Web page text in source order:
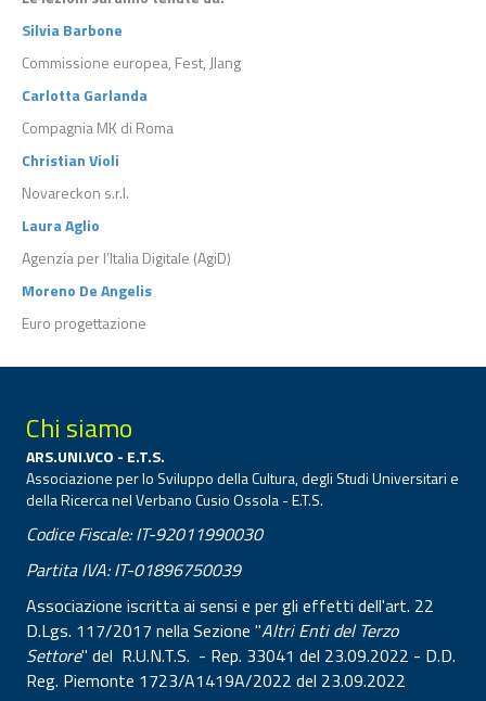
Silvia Barbone
Commissione europea, Fest, Jlang
Carlotta Garlanda
Compagnia MK di Roma
Christian Violi
Novareckon s.r.l.
Laura Aglio
Agenzia per l’Italia Digitale (AgiD)
Moreno De Angelis
Euro progettazione
Chi siamo
ARS.UNI.VCO - E.T.S.
Associazione per lo Sviluppo della Cultura, degli Studi Universitari e
della Ricerca nel Verbano Cusio Ossola - E.T.S.
Codice Fiscale: IT-92011990030
Partita IVA: IT-01896750039
Associazione iscritta ai sensi e per gli effetti dell'art. 22
D.Lgs. 117/2017 nella Sezione "Altri Enti del Terzo
Settore" del R.U.N.T.S. - Rep. 33041 del 23.09.2022 - D.D.
Reg. Piemonte 1723/A1419A/2022 del 23.09.2022